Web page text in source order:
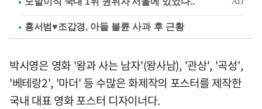
홍서범♥조갑경, 아들 불륜 사과 후 근황
박시영은 영화 '왕과 사는 남자'(왕사남), '관상', '곡성',
'베테랑2', '마더' 등 수많은 화제작의 포스터를 제작한
국내 대표 영화 포스터 디자이너다.